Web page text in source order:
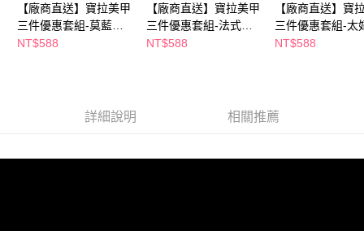
【廠商直送】寶拉美甲
三件優惠套組-莫藍迪
金+午夜藍塔+那不勒斯
NT$588
【廠商直送】寶拉美甲
三件優惠套組-法式浪
漫+法式雪花+奶油慕斯
NT$588
【廠商直送】寶
三件優惠套組-太
糖+午夜藍塔+時
NT$588
詳細說明 相關推薦